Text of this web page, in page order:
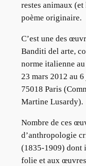
restes animaux
poème originaire.
C’est une des
Banditi del arte,
norme italienne
23 mars 2012 au
75018 Paris
Martine Lusardy).
Nombre de ces
d’anthropologie
(1835-1909) dont
folie et aux